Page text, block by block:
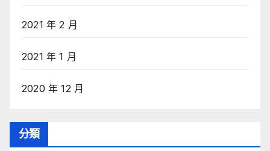
2021 年 2 月
2021 年 1 月
2020 年 12 月
分類